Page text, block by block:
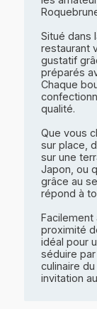
Situé dans
restaurant
gustatif
préparés
Chaque
qualité.
Que vous
sur place,
sur une
Japon, ou
grâce au
répond à
Facilement
proximité
idéal pour
séduire par
culinaire
invitation